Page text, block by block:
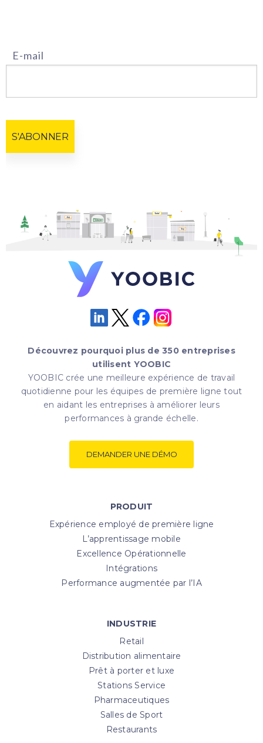
E-mail
Découvrez pourquoi plus de 350 entreprises
utilisent YOOBIC
YOOBIC crée une meilleure expérience de travail
quotidienne pour les équipes de première ligne tout
en aidant les entreprises à améliorer leurs
performances à grande échelle.
DEMANDER UNE DÉMO
PRODUIT
Expérience employé de première ligne
L’apprentissage mobile
Excellence Opérationnelle
Intégrations
Performance augmentée par l’IA
INDUSTRIE
Retail
Distribution alimentaire
Prêt à porter et luxe
Stations Service
Pharmaceutiques
Salles de Sport
Restaurants